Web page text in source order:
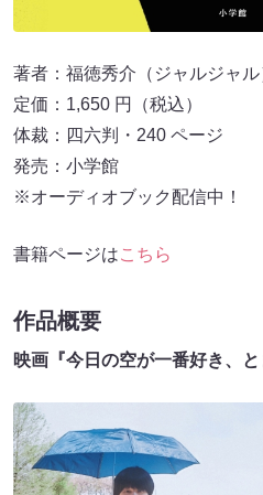
著者：福徳秀介（ジャルジャル
定価：1,650 円（税込）
体裁：四六判・240 ページ
発売：小学館
※オーディオブック配信中！
書籍ページはこちら
作品概要
映画『今日の空が一番好き、と